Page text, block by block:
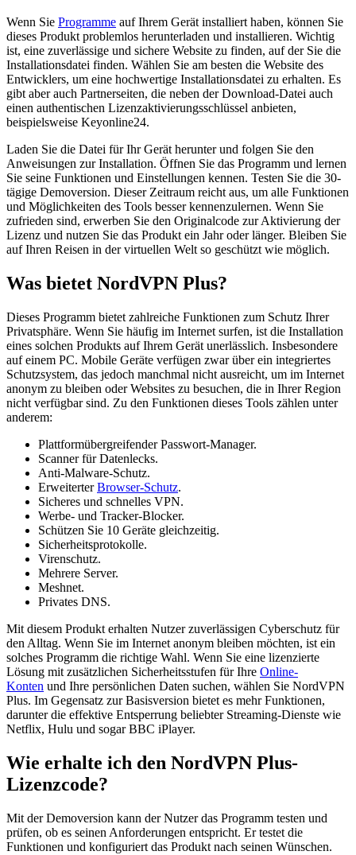
Wenn Sie Programme auf Ihrem Gerät installiert haben, können Sie
dieses Produkt problemlos herunterladen und installieren. Wichtig
ist, eine zuverlässige und sichere Website zu finden, auf der Sie die
Installationsdatei finden. Wählen Sie am besten die Website des
Entwicklers, um eine hochwertige Installationsdatei zu erhalten. Es
gibt aber auch Partnerseiten, die neben der Download-Datei auch
einen authentischen Lizenzaktivierungsschlüssel anbieten,
beispielsweise Keyonline24.
Laden Sie die Datei für Ihr Gerät herunter und folgen Sie den
Anweisungen zur Installation. Öffnen Sie das Programm und lernen
Sie seine Funktionen und Einstellungen kennen. Testen Sie die 30-
tägige Demoversion. Dieser Zeitraum reicht aus, um alle Funktionen
und Möglichkeiten des Tools besser kennenzulernen. Wenn Sie
zufrieden sind, erwerben Sie den Originalcode zur Aktivierung der
Lizenz und nutzen Sie das Produkt ein Jahr oder länger. Bleiben Sie
auf Ihren Reisen in der virtuellen Welt so geschützt wie möglich.
Was bietet NordVPN Plus?
Dieses Programm bietet zahlreiche Funktionen zum Schutz Ihrer
Privatsphäre. Wenn Sie häufig im Internet surfen, ist die Installation
eines solchen Produkts auf Ihrem Gerät unerlässlich. Insbesondere
auf einem PC. Mobile Geräte verfügen zwar über ein integriertes
Schutzsystem, das jedoch manchmal nicht ausreicht, um im Internet
anonym zu bleiben oder Websites zu besuchen, die in Ihrer Region
nicht verfügbar sind. Zu den Funktionen dieses Tools zählen unter
anderem:
Plattformübergreifender Passwort-Manager.
Scanner für Datenlecks.
Anti-Malware-Schutz.
ErweiterterBrowser-Schutz.
Sicheres und schnelles VPN.
Werbe- und Tracker-Blocker.
Schützen Sie 10 Geräte gleichzeitig.
Sicherheitsprotokolle.
Virenschutz.
Mehrere Server.
Meshnet.
Privates DNS.
Mit diesem Produkt erhalten Nutzer zuverlässigen Cyberschutz für
den Alltag. Wenn Sie im Internet anonym bleiben möchten, ist ein
solches Programm die richtige Wahl. Wenn Sie eine lizenzierte
Lösung mit zusätzlichen Sicherheitsstufen für Ihre Online-
Konten und Ihre persönlichen Daten suchen, wählen Sie NordVPN
Plus. Im Gegensatz zur Basisversion bietet es mehr Funktionen,
darunter die effektive Entsperrung beliebter Streaming-Dienste wie
Netflix, Hulu und sogar BBC iPlayer.
Wie erhalte ich den NordVPN Plus-
Lizenzcode?
Mit der Demoversion kann der Nutzer das Programm testen und
prüfen, ob es seinen Anforderungen entspricht. Er testet die
Funktionen und konfiguriert das Produkt nach seinen Wünschen.